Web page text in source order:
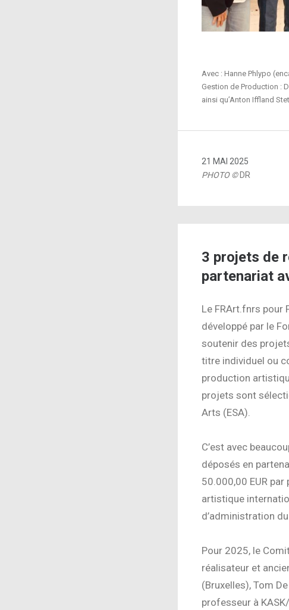
Avec : Hanne Phlypo
Gestion de Production :
ainsi qu’Anton Iffland
21 MAI 2025
PHOTO © DR
3 projets de
partenariat
Le FRArt.fnrs pour
développé par le
soutenir des
titre individuel ou
production
projets sont
Arts (ESA).
C’est avec
déposés en
50.000,00 EUR
artistique
d’administration
Pour 2025, le
réalisateur et
(Bruxelles), Tom
professeur à